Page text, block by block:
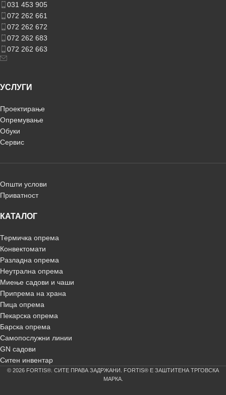
031 453 905
072 262 661
072 262 672
072 262 683
072 262 663
УСЛУГИ
Проектирање
Опремување
Обуки
Сервис
Општи услови
Приватност
КАТАЛОГ
Термичка опрема
Конвектомати
Разладна опрема
Неутрална опрема
Миење садови и чаши
Припрема на храна
Пица опрема
Пекарска опрема
Барска опрема
Самопослужни линии
GN садови
Ситен инвентар
© 2026 FORTIS®. СИТЕ ПРАВА ЗАДРЖАНИ. FORTIS® Е ЗАШТИТЕНА ТРГОВСКА
МАРКА.